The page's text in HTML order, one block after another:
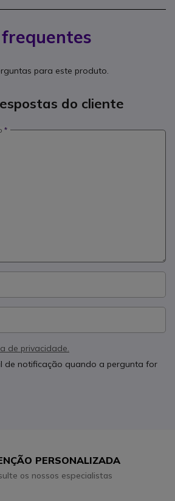
para este produto.
do cliente
de privacidade.
de notificação quando a pergunta for
PERSONALIZADA
os nossos especialistas